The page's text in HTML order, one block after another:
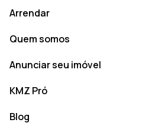
Arrendar
Quem somos
Anunciar seu imóvel
KMZ Pró
Blog